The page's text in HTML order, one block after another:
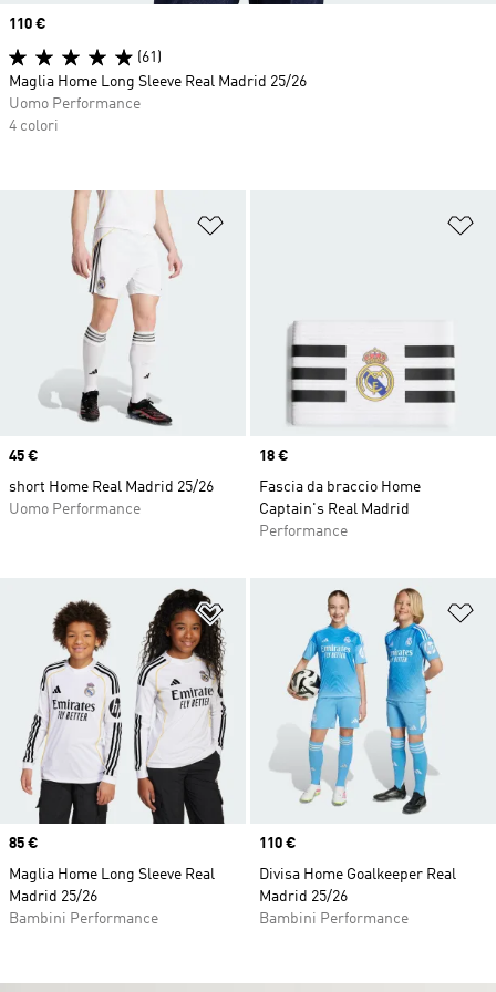
Aggiungi alla lista dei desideri
Price
45 €
short Home Real Madrid 25/26
Uomo Performance
Price
18 €
Fascia da braccio Home
Captain's Real Madrid
Performance
Aggiungi alla lista dei desideri
Price
85 €
Maglia Home Long Sleeve Real
Madrid 25/26
Bambini Performance
Price
110 €
Divisa Home Goalkeeper Real
Madrid 25/26
Bambini Performance
Price
110 €
(61)
Maglia Home Long Sleeve Real Madrid 25/26
Uomo Performance
4 colori